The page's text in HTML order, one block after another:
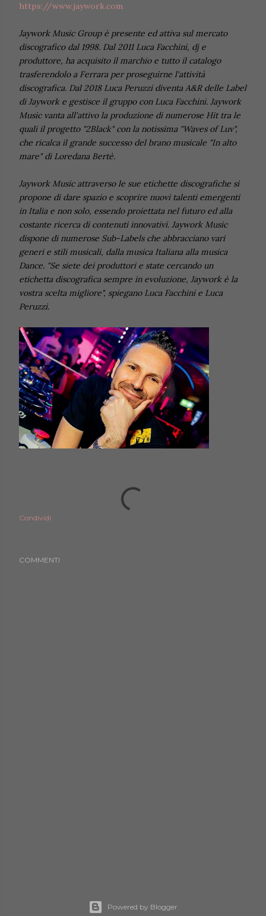
https://www.jaywork.com
Jaywork Music Group è presente ed attiva sul mercato
discografico dal 1998. Dal 2011 Luca Facchini, dj e
produttore, ha acquisito il marchio e tutto il catalogo
trasferendolo a Ferrara per proseguirne l'attività
discografica. Dal 2018 Luca Peruzzi diventa A&R delle Label
di Jaywork e gestisce il gruppo con Luca Facchini. Jaywork
Music vanta all'attivo la produzione di numerose Hit tra le
quali il progetto "2Black" con la notissima "Waves of Luv",
che ricalca il grande successo del brano musicale "In alto
mare" di Loredana Bertè.
Jaywork Music attraverso le sue etichette discografiche si
propone di dare spazio e scoprire nuovi talenti emergenti
in Italia e non solo, essendo proiettata nel futuro ed alla
costante ricerca di contenuti innovativi. Jaywork Music
dispone di numerose Sub-Labels che abbracciano vari
generi e stili musicali, dalla musica Italiana alla musica
Dance. "Se siete dei produttori e state cercando un
etichetta discografica sempre in evoluzione, Jaywork è la
vostra scelta migliore", spiegano Luca Facchini e Luca
Peruzzi.
Condividi
COMMENTI
Powered by Blogger